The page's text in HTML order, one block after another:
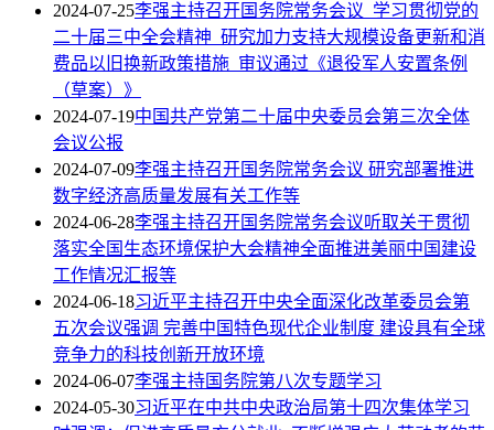
2024-07-25李强主持召开国务院常务会议 学习贯彻党的
二十届三中全会精神 研究加力支持大规模设备更新和消
费品以旧换新政策措施 审议通过《退役军人安置条例
（草案）》
2024-07-19中国共产党第二十届中央委员会第三次全体
会议公报
2024-07-09李强主持召开国务院常务会议 研究部署推进
数字经济高质量发展有关工作等
2024-06-28李强主持召开国务院常务会议听取关于贯彻
落实全国生态环境保护大会精神全面推进美丽中国建设
工作情况汇报等
2024-06-18习近平主持召开中央全面深化改革委员会第
五次会议强调 完善中国特色现代企业制度 建设具有全球
竞争力的科技创新开放环境
2024-06-07李强主持国务院第八次专题学习
2024-05-30习近平在中共中央政治局第十四次集体学习